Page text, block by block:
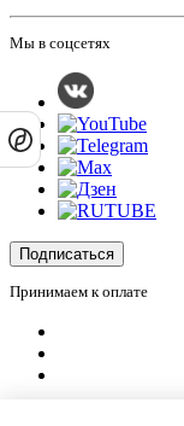
Мы в соцсетях
Подписаться
Принимаем к оплате